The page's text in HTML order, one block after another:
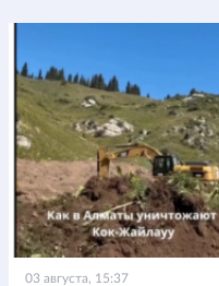
03 августа, 15:37